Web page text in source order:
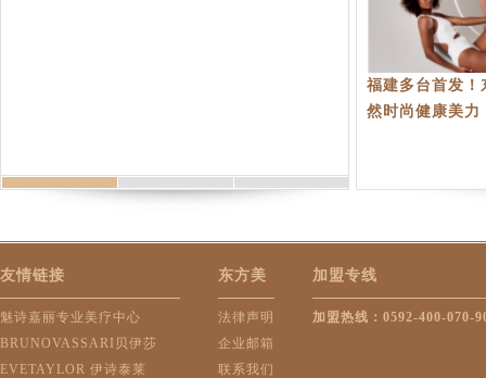
福建多台首发
然时尚健康美力
友情链接
魅诗嘉丽专业美疗中心
BRUNOVASSARI贝伊莎
EVETAYLOR 伊诗泰莱
东方美
法律声明
企业邮箱
联系我们
加盟专线
加盟热线：0592-400-070-